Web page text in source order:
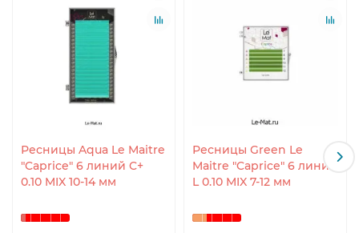
Ресницы Aqua Le Maitre
"Caprice" 6 линий C+
0.10 MIX 10-14 мм
Ресницы Green Le
Maitre "Caprice" 6 линий
L 0.10 MIX 7-12 мм